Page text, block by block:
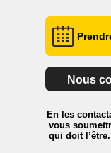
Nous
En les
vous
qui doit